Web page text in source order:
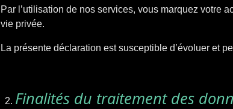
Par l’utilisation de nos services, vous marquez votre
vie privée.
La présente déclaration est susceptible d’évoluer et
Finalités du traitement des